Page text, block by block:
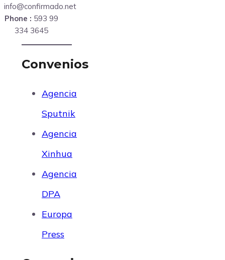
info@confirmado.net
Phone : 593 99
334 3645
Convenios
Agencia
Sputnik
Agencia
Xinhua
Agencia
DPA
Europa
Press